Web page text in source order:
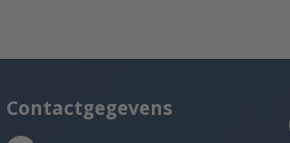
Contactgegevens